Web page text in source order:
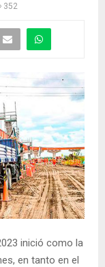
352
inició como la
en tanto en el